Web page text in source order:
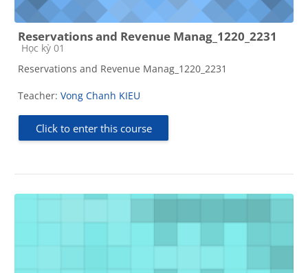
Reservations and Revenue Manag_1220_2231
Course category
Học kỳ 01
Reservations and Revenue Manag_1220_2231
Teacher: Vong Chanh KIEU
Click to enter this course